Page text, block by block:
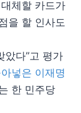
체할 카드가
을 할 인사도
았다”고 평가
넣은 이재명
한 민주당